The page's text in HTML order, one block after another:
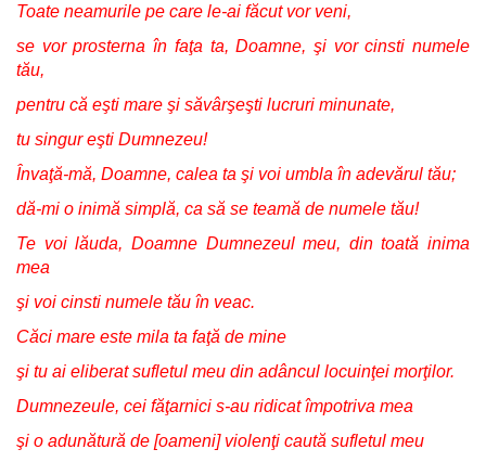
Toate neamurile pe care le-ai făcut vor veni,
se vor prosterna în faţa ta, Doamne, şi vor cinsti numele
tău,
pentru că eşti mare şi săvârşeşti lucruri minunate,
tu singur eşti Dumnezeu!
Învaţă-mă, Doamne, calea ta şi voi umbla în adevărul tău;
dă-mi o inimă simplă, ca să se teamă de numele tău!
Te voi lăuda, Doamne Dumnezeul meu, din toată inima
mea
şi voi cinsti numele tău în veac.
Căci mare este mila ta faţă de mine
şi tu ai eliberat sufletul meu din adâncul locuinţei morţilor.
Dumnezeule, cei făţarnici s-au ridicat împotriva mea
şi o adunătură de [oameni] violenţi caută sufletul meu